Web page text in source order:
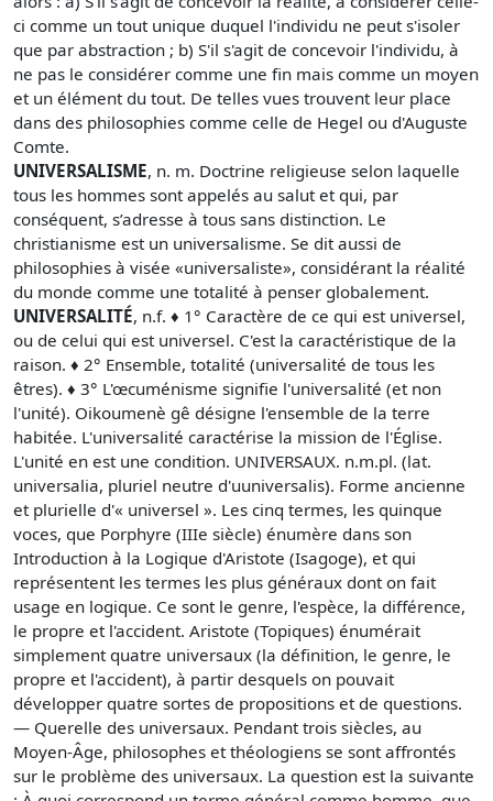
ci comme un tout unique duquel l'individu ne peut s'isoler
que par abstraction ; b) S'il s'agit de concevoir l'individu, à
ne pas le considérer comme une fin mais comme un moyen
et un élément du tout. De telles vues trouvent leur place
dans des philosophies comme celle de Hegel ou d'Auguste
Comte.
UNIVERSALISME, n. m. Doctrine religieuse selon laquelle
tous les hommes sont appelés au salut et qui, par
conséquent, s’adresse à tous sans distinction. Le
christianisme est un universalisme. Se dit aussi de
philosophies à visée «universaliste», considérant la réalité
du monde comme une totalité à penser globalement.
UNIVERSALITÉ, n.f. ♦ 1° Caractère de ce qui est universel,
ou de celui qui est universel. C'est la caractéristique de la
raison. ♦ 2° Ensemble, totalité (universalité de tous les
êtres). ♦ 3° L'œcuménisme signifie l'universalité (et non
l'unité). Oikoumenè gê désigne l'ensemble de la terre
habitée. L'universalité caractérise la mission de l'Église.
L'unité en est une condition. UNIVERSAUX. n.m.pl. (lat.
universalia, pluriel neutre d'uuniversalis). Forme ancienne
et plurielle d'« universel ». Les cinq termes, les quinque
voces, que Porphyre (IIIe siècle) énumère dans son
Introduction à la Logique d'Aristote (Isagoge), et qui
représentent les termes les plus généraux dont on fait
usage en logique. Ce sont le genre, l'espèce, la différence,
le propre et l'accident. Aristote (Topiques) énumérait
simplement quatre universaux (la définition, le genre, le
propre et l'accident), à partir desquels on pouvait
développer quatre sortes de propositions et de questions.
— Querelle des universaux. Pendant trois siècles, au
Moyen-Âge, philosophes et théologiens se sont affrontés
sur le problème des universaux. La question est la suivante